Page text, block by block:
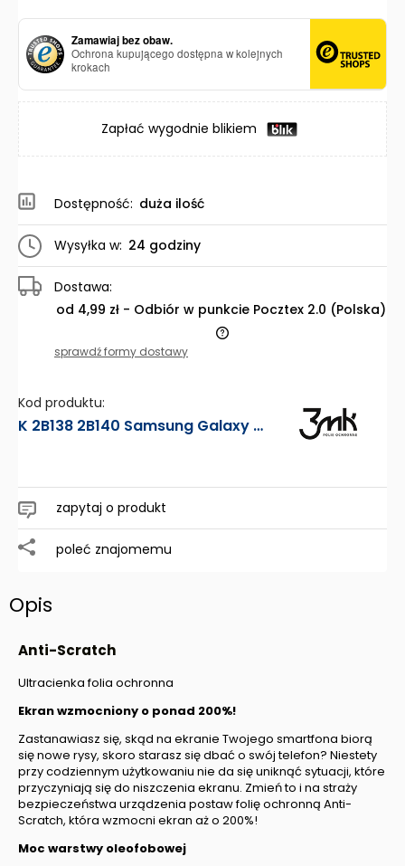
Zamawiaj bez obaw.
Ochrona kupującego dostępna w kolejnych
krokach
Zapłać wygodnie blikiem
Dostępność: duża ilość
Wysyłka w: 24 godziny
Dostawa:
od 4,99 zł - Odbiór w punkcie Pocztex 2.0 (Polska)
Cena nie zawiera ewentualnych kosztów płatności
sprawdź formy dostawy
Kod produktu:
K 2B138 2B140 Samsung Galaxy S20 Plus - 3mk FOLIA OCHRONNA Anti-Scratch Phone
zapytaj o produkt
poleć znajomemu
Opis
Anti-Scratch
Ultracienka folia ochronna
Ekran wzmocniony o ponad 200%!
Zastanawiasz się, skąd na ekranie Twojego smartfona biorą
się nowe rysy, skoro starasz się dbać o swój telefon? Niestety
przy codziennym użytkowaniu nie da się uniknąć sytuacji, które
przyczyniają się do niszczenia ekranu. Zmień to i na straży
bezpieczeństwa urządzenia postaw folię ochronną Anti-
Scratch, która wzmocni ekran aż o 200%!
Moc warstwy oleofobowej